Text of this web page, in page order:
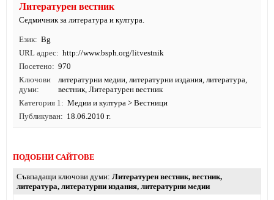
Литературен вестник
Седмичник за литература и култура.
Език
Bg
URL адрес
http://www.bsph.org/litvestnik
Посетено
970
Ключови
думи
литературни медии, литературни издания, литература,
вестник, Литературен вестник
Категория 1
Медии и култура > Вестници
Публикуван
18.06.2010 г.
ПОДОБНИ САЙТОВЕ
Съвпадащи ключови думи Литературен вестник, вестник,
литература, литературни издания, литературни медии